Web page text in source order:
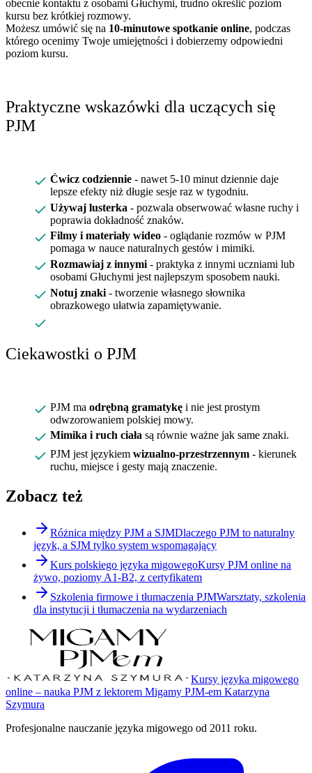
obecnie kontaktu z osobami Głuchymi, trudno określić poziom
kursu bez krótkiej rozmowy.
Możesz umówić się na 10-minutowe spotkanie online, podczas
którego ocenimy Twoje umiejętności i dobierzemy odpowiedni
poziom kursu.
Praktyczne wskazówki dla uczących się
PJM
Ćwicz codziennie - nawet 5-10 minut dziennie daje
lepsze efekty niż długie sesje raz w tygodniu.
Używaj lusterka - pozwala obserwować własne ruchy i
poprawia dokładność znaków.
Filmy i materiały wideo - oglądanie rozmów w PJM
pomaga w nauce naturalnych gestów i mimiki.
Rozmawiaj z innymi - praktyka z innymi uczniami lub
osobami Głuchymi jest najlepszym sposobem nauki.
Notuj znaki - tworzenie własnego słownika
obrazkowego ułatwia zapamiętywanie.
Ciekawostki o PJM
PJM ma odrębną gramatykę i nie jest prostym
odwzorowaniem polskiej mowy.
Mimika i ruch ciała są równie ważne jak same znaki.
PJM jest językiem wizualno-przestrzennym - kierunek
ruchu, miejsce i gesty mają znaczenie.
Zobacz też
Różnica między PJM a SJMDlaczego PJM to naturalny
język, a SJM tylko system wspomagający
Kurs polskiego języka migowegoKursy PJM online na
żywo, poziomy A1-B2, z certyfikatem
Szkolenia firmowe i tłumaczenia PJMWarsztaty, szkolenia
dla instytucji i tłumaczenia na wydarzeniach
Kursy języka migowego
online – nauka PJM z lektorem Migamy PJM-em Katarzyna
Szymura
Profesjonalne nauczanie języka migowego od 2011 roku.